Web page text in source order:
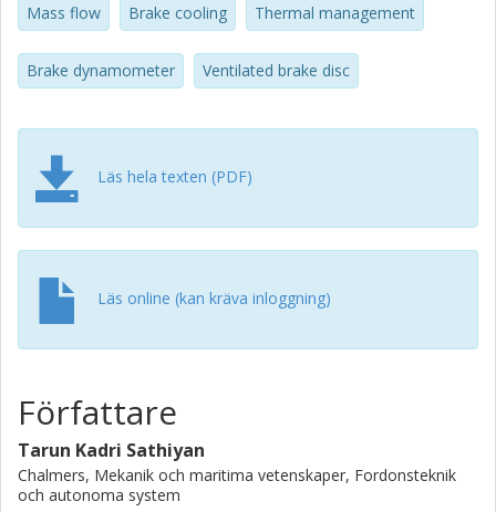
by more than 10 % for discs with the same specifications.
Furthermore, the results highlight non-negligible
differences in disc cool-down behaviour based on the
braking scenario used to heat the disc up.
Mass flow Brake cooling Thermal management
Brake dynamometer Ventilated brake disc
Läs hela texten (PDF)
Läs online (kan kräva inloggning)
Författare
Tarun Kadri Sathiyan
Chalmers, Mekanik och maritima vetenskaper, Fordonsteknik
och autonoma system